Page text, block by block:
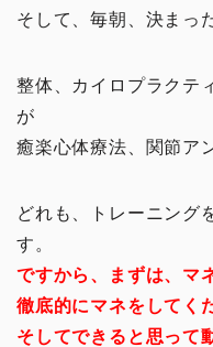
そして、毎朝、決まっ
整体、カイロプラクテ
が
癒楽心体療法、関節ア
どれも、トレーニング
す。
ですから、まずは、マ
徹底的にマネをしてく
そしてできると思って